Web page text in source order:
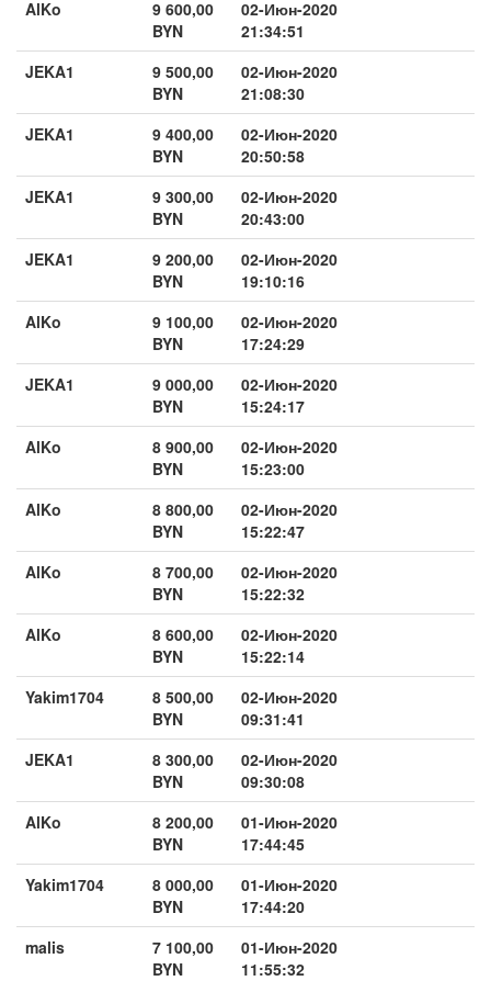
AlKo
9 600,00
BYN
02-Июн-2020
21:34:51
JEKA1
9 500,00
BYN
02-Июн-2020
21:08:30
JEKA1
9 400,00
BYN
02-Июн-2020
20:50:58
JEKA1
9 300,00
BYN
02-Июн-2020
20:43:00
JEKA1
9 200,00
BYN
02-Июн-2020
19:10:16
AlKo
9 100,00
BYN
02-Июн-2020
17:24:29
JEKA1
9 000,00
BYN
02-Июн-2020
15:24:17
AlKo
8 900,00
BYN
02-Июн-2020
15:23:00
AlKo
8 800,00
BYN
02-Июн-2020
15:22:47
AlKo
8 700,00
BYN
02-Июн-2020
15:22:32
AlKo
8 600,00
BYN
02-Июн-2020
15:22:14
Yakim1704
8 500,00
BYN
02-Июн-2020
09:31:41
JEKA1
8 300,00
BYN
02-Июн-2020
09:30:08
AlKo
8 200,00
BYN
01-Июн-2020
17:44:45
Yakim1704
8 000,00
BYN
01-Июн-2020
17:44:20
malis
7 100,00
BYN
01-Июн-2020
11:55:32